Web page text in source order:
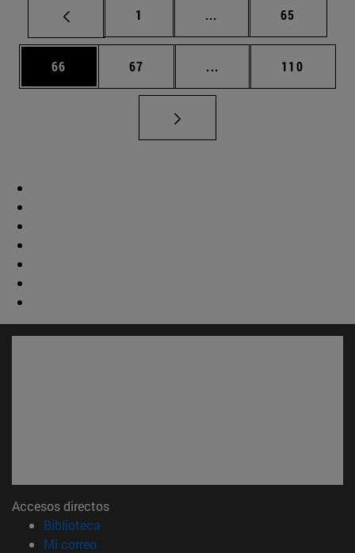
Página
1 ... Páginas intermedias
Página
65
Página
66 Página
67 ... Páginas intermedias
Página
110
Accesos directos
Biblioteca
Mi correo(abre en nueva ventana)